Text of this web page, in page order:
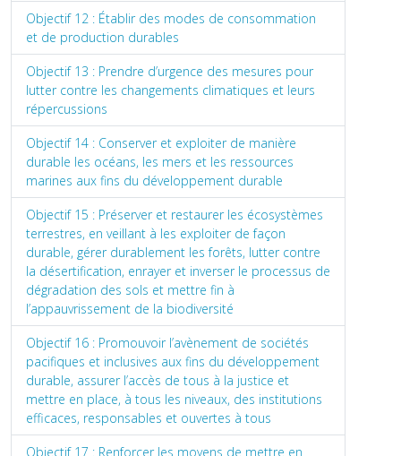
Objectif 12 : Établir des modes de consommation
et de production durables
Objectif 13 : Prendre d’urgence des mesures pour
lutter contre les changements climatiques et leurs
répercussions
Objectif 14 : Conserver et exploiter de manière
durable les océans, les mers et les ressources
marines aux fins du développement durable
Objectif 15 : Préserver et restaurer les écosystèmes
terrestres, en veillant à les exploiter de façon
durable, gérer durablement les forêts, lutter contre
la désertification, enrayer et inverser le processus de
dégradation des sols et mettre fin à
l’appauvrissement de la biodiversité
Objectif 16 : Promouvoir l’avènement de sociétés
pacifiques et inclusives aux fins du développement
durable, assurer l’accès de tous à la justice et
mettre en place, à tous les niveaux, des institutions
efficaces, responsables et ouvertes à tous
Objectif 17 : Renforcer les moyens de mettre en